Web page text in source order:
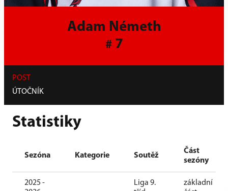
Adam Németh
# 7
POST
ÚTOČNÍK
Statistiky
Sezóna Kategorie Soutěž
Část
sezóny
2025 -
Liga 9.
základní